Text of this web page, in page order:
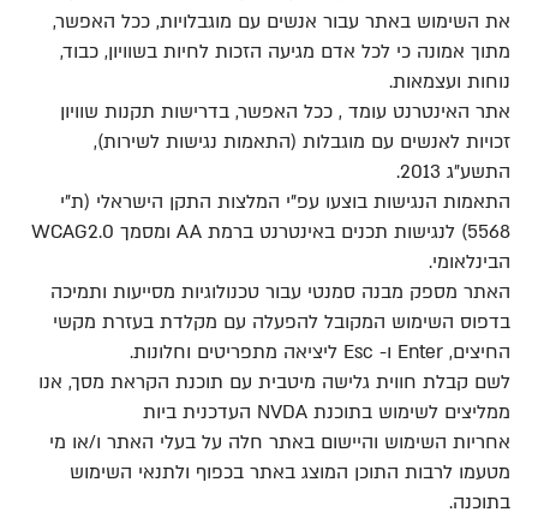
את השימוש באתר עבור אנשים עם מוגבלויות, ככל האפשר,
מתוך אמונה כי לכל אדם מגיעה הזכות לחיות בשוויון, כבוד,
נוחות ועצמאות.
אתר האינטרנט עומד , ככל האפשר, בדרישות תקנות שוויון
זכויות לאנשים עם מוגבלות (התאמות נגישות לשירות),
התשע”ג 2013.
התאמות הנגישות בוצעו עפ”י המלצות התקן הישראלי (ת”י
5568) לנגישות תכנים באינטרנט ברמת AA ומסמך WCAG2.0
הבינלאומי.
האתר מספק מבנה סמנטי עבור טכנולוגיות מסייעות ותמיכה
בדפוס השימוש המקובל להפעלה עם מקלדת בעזרת מקשי
החיצים, Enter ו- Esc ליציאה מתפריטים וחלונות.
לשם קבלת חווית גלישה מיטבית עם תוכנת הקראת מסך, אנו
ממליצים לשימוש בתוכנת NVDA העדכנית ביות
אחריות השימוש והיישום באתר חלה על בעלי האתר ו/או מי
מטעמו לרבות התוכן המוצג באתר בכפוף ולתנאי השימוש
בתוכנה.